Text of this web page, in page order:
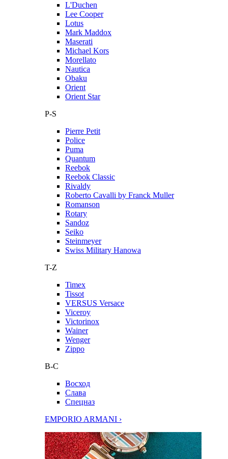
L'Duchen
Lee Cooper
Lotus
Mark Maddox
Maserati
Michael Kors
Morellato
Nautica
Obaku
Orient
Orient Star
P-S
Pierre Petit
Police
Puma
Quantum
Reebok
Reebok Classic
Rivaldy
Roberto Cavalli by Franck Muller
Romanson
Rotary
Sandoz
Seiko
Steinmeyer
Swiss Military Hanowa
T-Z
Timex
Tissot
VERSUS Versace
Viceroy
Victorinox
Wainer
Wenger
Zippo
В-С
Восход
Слава
Спецназ
EMPORIO ARMANI ›